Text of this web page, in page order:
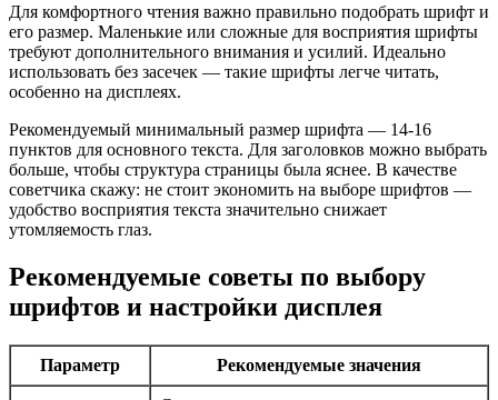
Для комфортного чтения важно правильно подобрать шрифт и
его размер. Маленькие или сложные для восприятия шрифты
требуют дополнительного внимания и усилий. Идеально
использовать без засечек — такие шрифты легче читать,
особенно на дисплеях.
Рекомендуемый минимальный размер шрифта — 14-16
пунктов для основного текста. Для заголовков можно выбрать
больше, чтобы структура страницы была яснее. В качестве
советчика скажу: не стоит экономить на выборе шрифтов —
удобство восприятия текста значительно снижает
утомляемость глаз.
Рекомендуемые советы по выбору
шрифтов и настройки дисплея
Параметр Рекомендуемые значения